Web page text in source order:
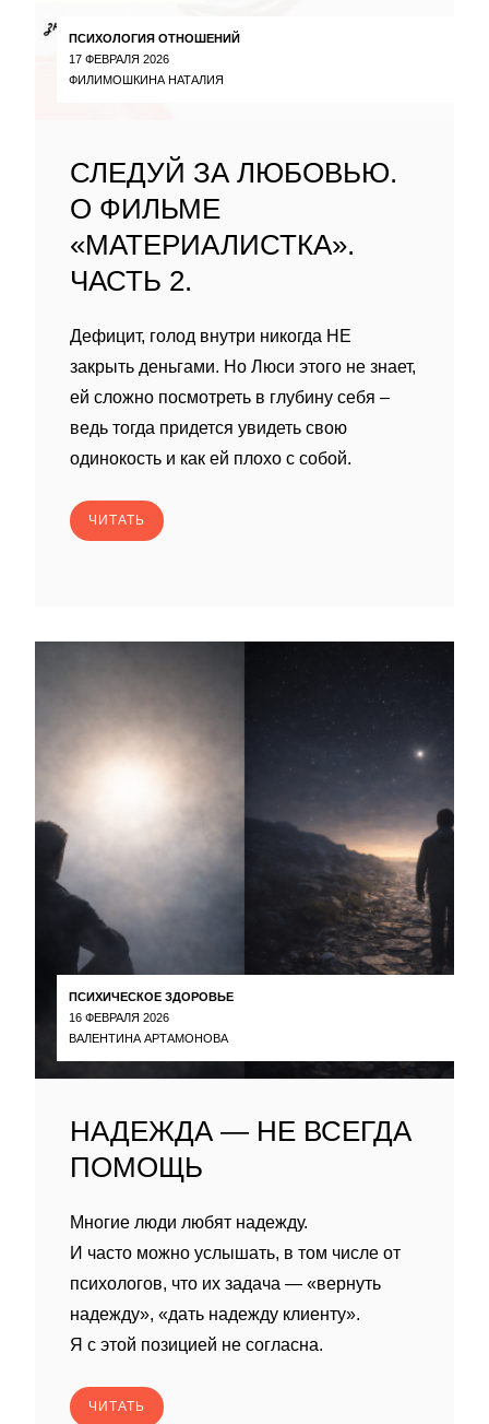
ПСИХОЛОГИЯ ОТНОШЕНИЙ
17 ФЕВРАЛЯ 2026
ФИЛИМОШКИНА НАТАЛИЯ
СЛЕДУЙ ЗА ЛЮБОВЬЮ.
О ФИЛЬМЕ
«МАТЕРИАЛИСТКА».
ЧАСТЬ 2.
Дефицит, голод внутри никогда НЕ
закрыть деньгами. Но Люси этого не знает,
ей сложно посмотреть в глубину себя –
ведь тогда придется увидеть свою
одинокость и как ей плохо с собой.
ЧИТАТЬ
ПСИХИЧЕСКОЕ ЗДОРОВЬЕ
16 ФЕВРАЛЯ 2026
ВАЛЕНТИНА АРТАМОНОВА
НАДЕЖДА — НЕ ВСЕГДА
ПОМОЩЬ
Многие люди любят надежду.
И часто можно услышать, в том числе от
психологов, что их задача — «вернуть
надежду», «дать надежду клиенту».
Я с этой позицией не согласна.
ЧИТАТЬ